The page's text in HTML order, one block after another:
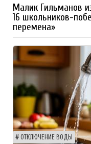
Малик Гильманов
16 школьников-
перемена»
ОТКЛЮЧЕНИЕ ВОДЫ